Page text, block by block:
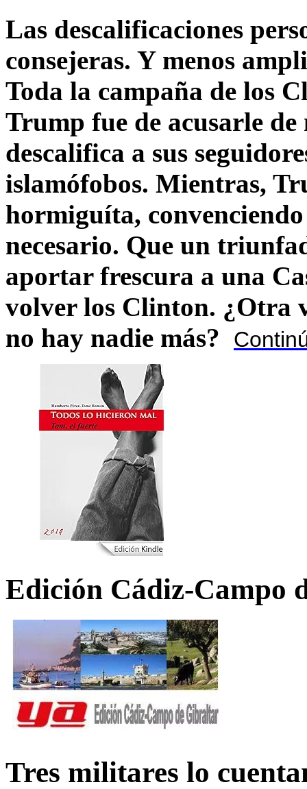
Las descalificaciones
consejeras. Y menos
Toda la campaña de los
Trump fue de acusarle
descalifica a sus
islamófobos. Mientras,
hormiguíta,
necesario. Que un
aportar frescura a una
volver los Clinton. ¿Otra
no hay nadie más?
Edición Cádiz-Campo
Tres militares lo